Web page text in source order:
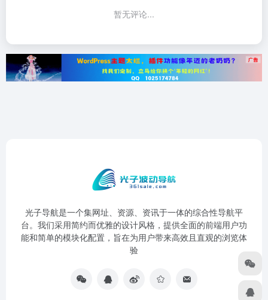
暂无评论...
光子导航是一个集网址、资源、资讯于一体的综合性导航平
台。我们采用简约而优雅的设计风格，提供全面的前端用户功
能和简单的模块化配置，旨在为用户带来高效且直观的浏览体
验